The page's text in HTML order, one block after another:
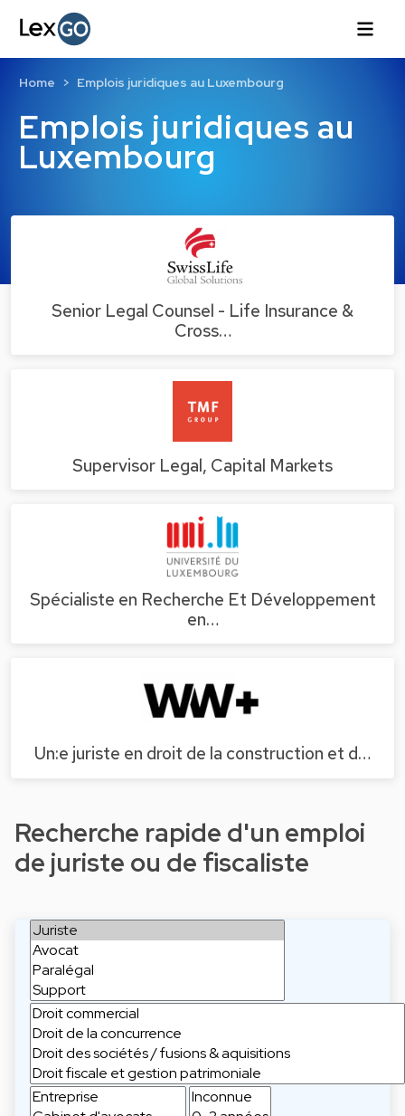
Emplois juridiques au
Luxembourg
Home Emplois juridiques au Luxembourg
Senior Legal Counsel - Life Insurance &
Cross…
Supervisor Legal, Capital Markets
Spécialiste en Recherche Et Développement
en…
Un:e juriste en droit de la construction et d…
Recherche rapide d'un emploi
de juriste ou de fiscaliste